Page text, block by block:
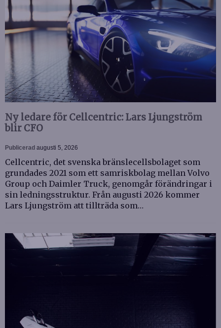
Ny ledare för Cellcentric: Lars Ljungström
blir CFO
Publicerad augusti 5, 2026
Cellcentric, det svenska bränslecellsbolaget som
grundades 2021 som ett samriskbolag mellan Volvo
Group och Daimler Truck, genomgår förändringar i
sin ledningsstruktur. Från augusti 2026 kommer
Lars Ljungström att tillträda som…